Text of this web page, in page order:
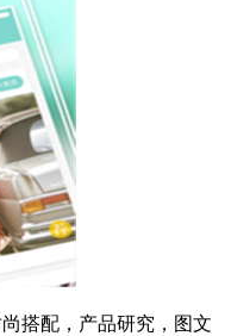
搭配，产品研究，图文